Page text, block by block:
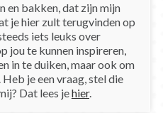
en bakken, dat zijn mijn
je hier zult terugvinden op
iets leuks over
jou te kunnen inspireren,
in te duiken, maar ook om
je een vraag, stel die
Dat lees jehier.